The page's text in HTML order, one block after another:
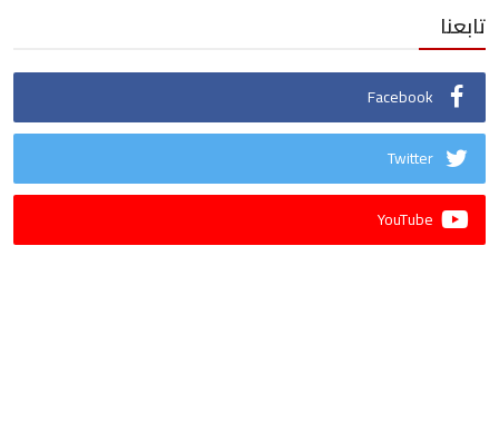
تابعنا
Facebook
Twitter
YouTube